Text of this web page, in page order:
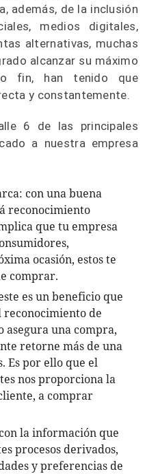
además, de la inclusión
medios digitales,
alternativas, muchas
alcanzar su máximo
fin, han tenido que
y constantemente.
6 de las principales
a nuestra empresa
con una buena
reconocimiento
que tu empresa
ocasión, estos te
comprar.
es un beneficio que
reconocimiento de
asegura una compra,
retorne más de una
Es por ello que el
nos proporciona la
a comprar
la información que
procesos derivados,
y preferencias de